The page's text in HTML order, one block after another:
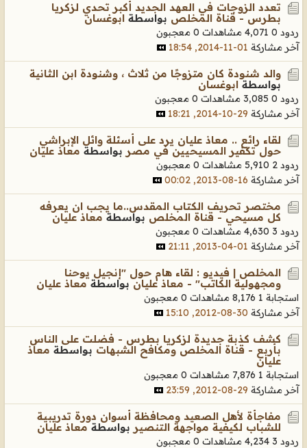
تعدد الزوجات في العهد الجديد أكبر تحدي لزكريا
بطرس - قناة المخلص بواسطة ابوغسان
ردود 0 4,071 مشاهدات
0 معجبون
آخر مشاركة 01-11-2014, 18:54
والد شنودة كان متزوجًا من ثلاث ، وشنودة ابن الثانية
بواسطة ابوغسان
ردود 0 3,085 مشاهدات
0 معجبون
آخر مشاركة 29-10-2014, 18:21
لقاء رائع .. معاذ عليان يرد على أسئلة وائل الإبراشي
حول تكفير المسيحيين في مصر بواسطة معاذ عليان
ردود 2 5,910 مشاهدات
0 معجبون
آخر مشاركة 16-08-2013, 00:02
مختصر تحريف الكتاب المقدس..ما يجب ان يعرفه
كل مسيحي - قناة المخلص بواسطة معاذ عليان
ردود 3 4,630 مشاهدات
0 معجبون
آخر مشاركة 01-04-2013, 21:11
المخلص | فيديو : لقاء هام حول "إنجيل يوحنا
ومجهولية الكاتب" - معاذ عليان بواسطةمعاذ عليان
استجابة 1 8,176 مشاهدات
0 معجبون
آخر مشاركة 30-08-2012, 15:10
كشف كذبة جديدة لزكريا بطرس - فضلت على الناس
بأربع - قناة المخلص ومكافح الشبهات بواسطة معاذ
عليان
استجابة 1 7,876 مشاهدات
0 معجبون
آخر مشاركة 29-08-2012, 23:59
مفاجأة لأهل الصعيد ومحافظة أسوان دورة تدريبية
للشباب لكيفية مواجهة التنصير بواسطةمعاذ عليان
ردود 3 4,234 مشاهدات
0 معجبون